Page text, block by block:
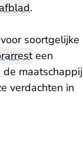
.
soortgelijke
een
maatschappij
verdachten in